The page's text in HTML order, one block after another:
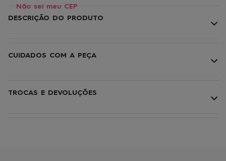
Não sei meu CEP
DESCRIÇÃO DO PRODUTO
CUIDADOS COM A PEÇA
TROCAS E DEVOLUÇÕES